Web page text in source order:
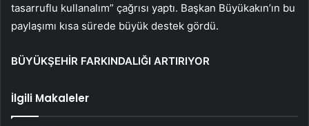
tasarruflu kullanalım” çağrısı yaptı. Başkan Büyükakın’ın bu
paylaşımı kısa sürede büyük destek gördü.
BÜYÜKŞEHİR FARKINDALIĞI ARTIRIYOR
İlgili Makaleler